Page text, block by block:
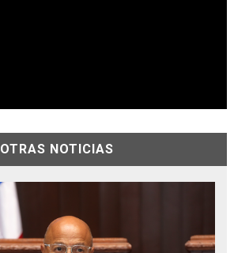
OTRAS NOTICIAS